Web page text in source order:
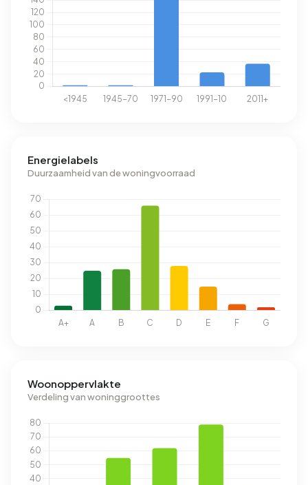
Energielabels
Duurzaamheid van de woningvoorraad
Woonoppervlakte
Verdeling van woninggroottes